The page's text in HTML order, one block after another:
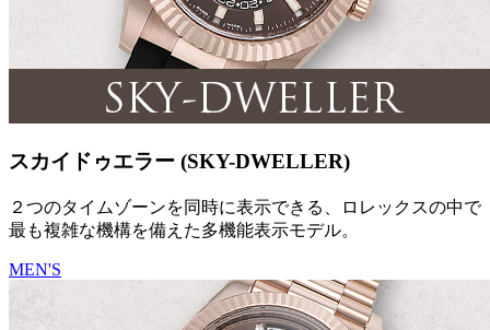
スカイドゥエラー (SKY-DWELLER)
２つのタイムゾーンを同時に表示できる、ロレックスの中で
最も複雑な機構を備えた多機能表示モデル。
MEN'S